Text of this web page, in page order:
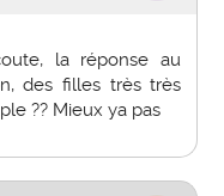
la réponse au
des filles très très
?? Mieux ya pas